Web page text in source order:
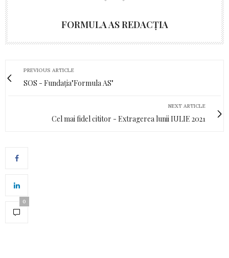
FORMULA AS REDACȚIA
PREVIOUS ARTICLE
SOS - Fundația"Formula AS"
NEXT ARTICLE
Cel mai fidel cititor - Extragerea lunii IULIE 2021
0